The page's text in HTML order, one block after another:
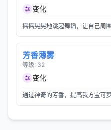
变化
摇摇晃晃地跳起舞蹈，让自己周
芳香薄雾
等级: 32
变化
通过神奇的芳香，提高我方宝可梦